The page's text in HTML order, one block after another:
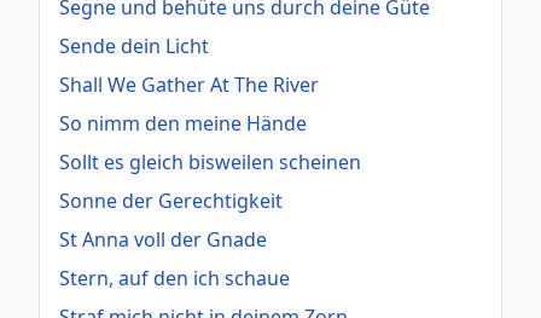
Segne und behüte uns durch deine Güte
Sende dein Licht
Shall We Gather At The River
So nimm den meine Hände
Sollt es gleich bisweilen scheinen
Sonne der Gerechtigkeit
St Anna voll der Gnade
Stern, auf den ich schaue